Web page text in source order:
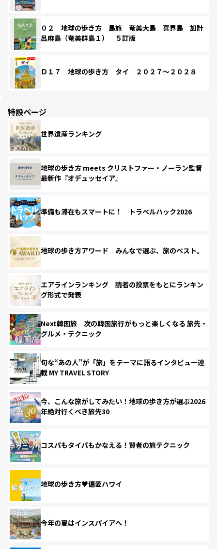
０２ 地球の歩き方 島旅 奄美大島 喜界島 加計
呂麻島（奄美群島１） ５訂版
Ｄ１７ 地球の歩き方 タイ ２０２７～２０２８
特設ページ
世界遺産ランキング
地球の歩き方 meets クリストファー・ノーラン監督
最新作『オデュッセイア』
準備も滞在もスマートに！ トラベルハック2026
地球の歩き方アワード みんなで選ぶ、旅のベスト。
エアラインランキング 読者の投票をもとにランキン
グ形式で発表
Next韓国旅 次の韓国旅行がもっと楽しくなる 旅先・
グルメ・テクニック
旬な“あの人”が「旅」をテーマに語るインタビュー連
載 MY TRAVEL STORY
今、こんな旅がしてみたい！地球の歩き方が選ぶ2026
年絶対行くべき旅先30
コスパもタイパもかなえる！賢者の旅テクニック
地球の歩き方♥偏愛ハワイ
今年の夏はインスパイアへ！